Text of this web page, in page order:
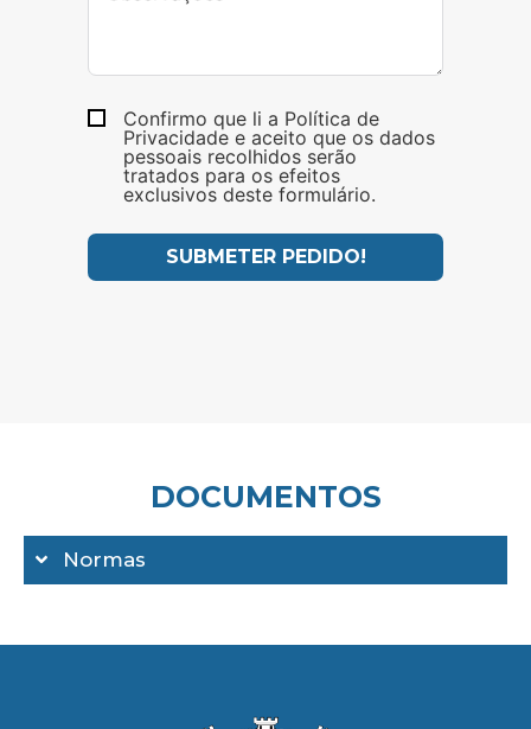
Confirmo que li a Política de
Privacidade e aceito que os dados
pessoais recolhidos serão
tratados para os efeitos
exclusivos deste formulário.
SUBMETER PEDIDO!
DOCUMENTOS
Normas